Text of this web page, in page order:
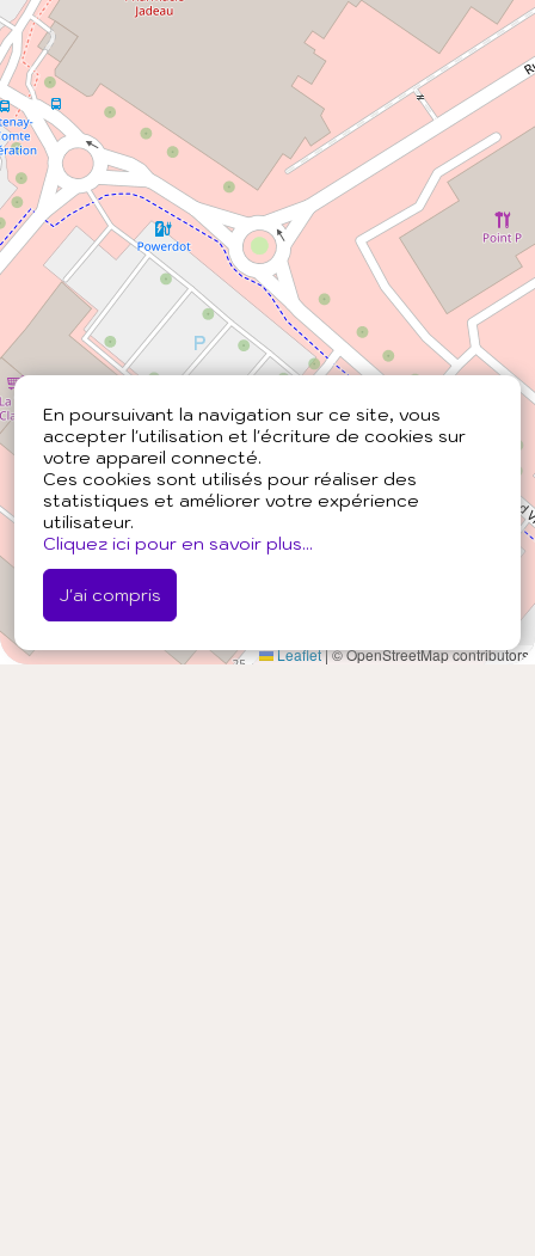
En poursuivant la navigation sur ce site, vous
accepter l'utilisation et l'écriture de cookies sur
votre appareil connecté.
Ces cookies sont utilisés pour réaliser des
statistiques et améliorer votre expérience
utilisateur.
Cliquez ici pour en savoir plus...
J'ai compris
Leaflet|© OpenStreetMap contributors